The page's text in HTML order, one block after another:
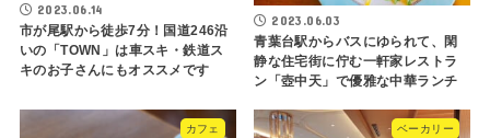
2023.06.14
市が尾駅から徒歩7分！国道246沿
いの「TOWN」は車スキ・鉄道ス
キのお子さんにもオススメです
2023.06.03
青葉台駅からバスにゆられて、閑
静な住宅街に佇む一軒家レストラ
ン「壺中天」で優雅な中華ランチ
カフェ ベーカリー